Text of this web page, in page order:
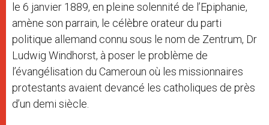
le 6 janvier 1889, en pleine solennité de l’Epiphanie,
amène son parrain, le célèbre orateur du parti
politique allemand connu sous le nom de Zentrum, Dr
Ludwig Windhorst, à poser le problème de
l’évangélisation du Cameroun où les missionnaires
protestants avaient devancé les catholiques de près
d’un demi siècle.